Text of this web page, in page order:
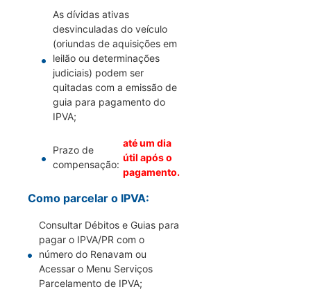
As dívidas ativas
desvinculadas do veículo
(oriundas de aquisições em
leilão ou determinações
judiciais) podem ser
quitadas com a emissão de
guia para pagamento do
IPVA;
Prazo de
compensação:
até um dia
útil após o
pagamento.
Como parcelar o IPVA:
Consultar Débitos e Guias para
pagar o IPVA/PR com o
número do Renavam ou
Acessar o Menu Serviços
Parcelamento de IPVA;